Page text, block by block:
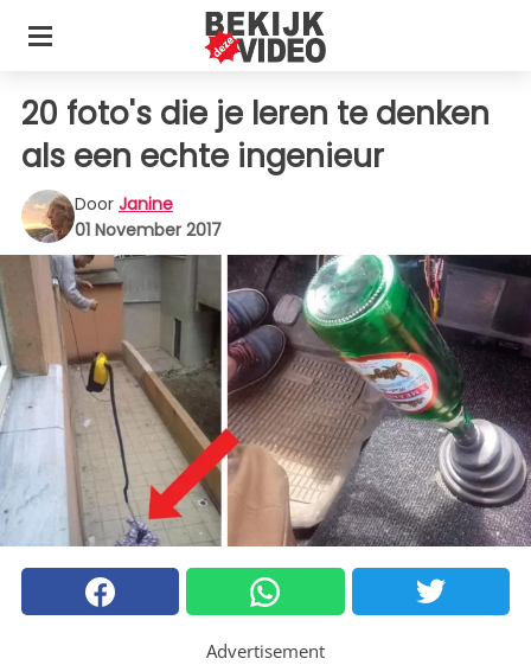
20 foto's die je leren te denken
als een echte ingenieur
Door Janine
01 November 2017
Advertisement